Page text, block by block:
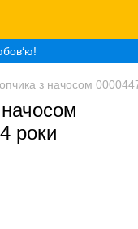
з начосом
роки